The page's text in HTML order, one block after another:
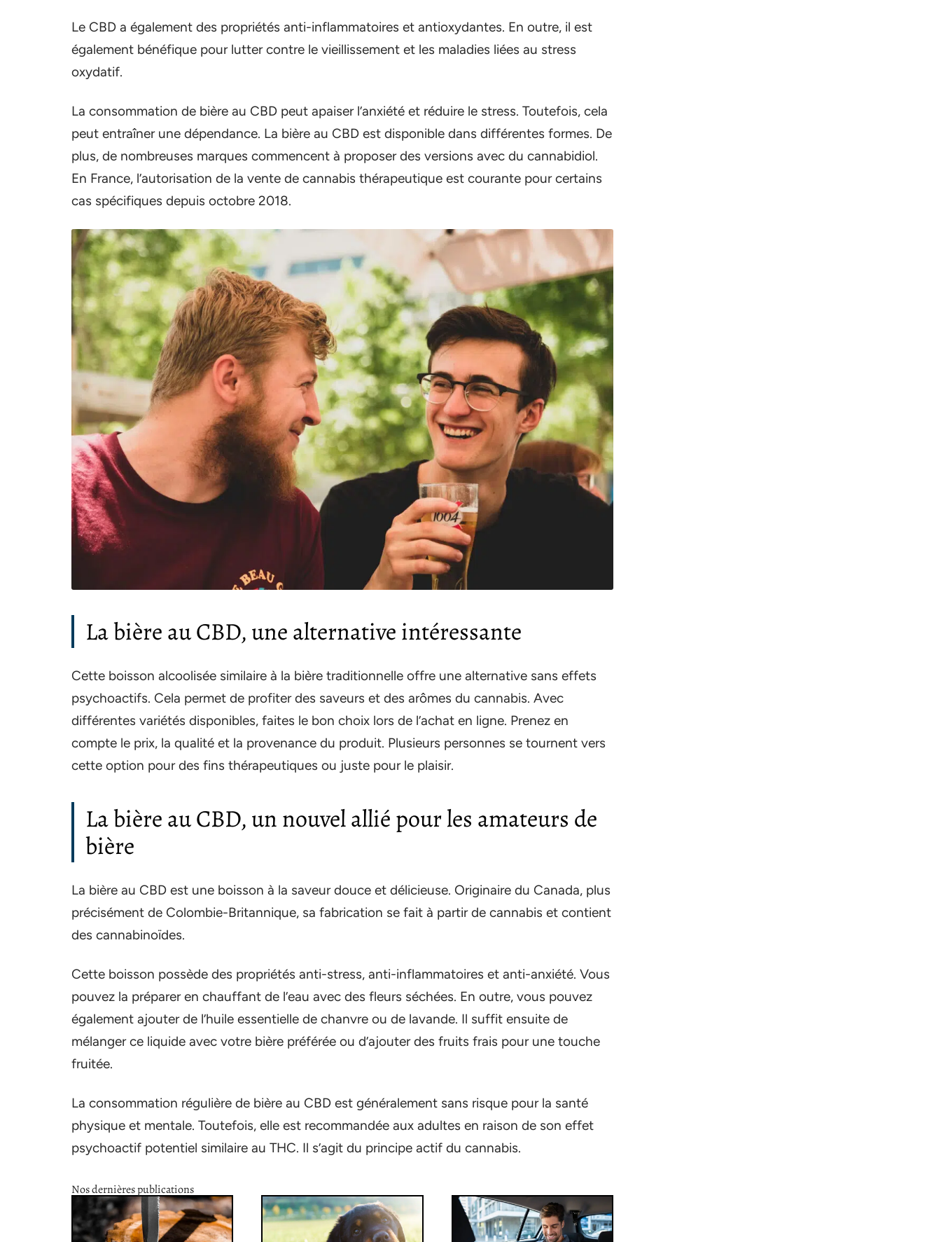
Le CBD a également des propriétés anti-inflammatoires et antioxydantes. En outre, il est
également bénéfique pour lutter contre le vieillissement et les maladies liées au stress
oxydatif.
La consommation de bière au CBD peut apaiser l’anxiété et réduire le stress. Toutefois, cela
peut entraîner une dépendance. La bière au CBD est disponible dans différentes formes. De
plus, de nombreuses marques commencent à proposer des versions avec du cannabidiol.
En France, l’autorisation de la vente de cannabis thérapeutique est courante pour certains
cas spécifiques depuis octobre 2018.
La bière au CBD, une alternative intéressante
Cette boisson alcoolisée similaire à la bière traditionnelle offre une alternative sans effets
psychoactifs. Cela permet de profiter des saveurs et des arômes du cannabis. Avec
différentes variétés disponibles, faites le bon choix lors de l’achat en ligne. Prenez en
compte le prix, la qualité et la provenance du produit. Plusieurs personnes se tournent vers
cette option pour des fins thérapeutiques ou juste pour le plaisir.
La bière au CBD, un nouvel allié pour les amateurs de
bière
La bière au CBD est une boisson à la saveur douce et délicieuse. Originaire du Canada, plus
précisément de Colombie-Britannique, sa fabrication se fait à partir de cannabis et contient
des cannabinoïdes.
Cette boisson possède des propriétés anti-stress, anti-inflammatoires et anti-anxiété. Vous
pouvez la préparer en chauffant de l’eau avec des fleurs séchées. En outre, vous pouvez
également ajouter de l’huile essentielle de chanvre ou de lavande. Il suffit ensuite de
mélanger ce liquide avec votre bière préférée ou d’ajouter des fruits frais pour une touche
fruitée.
La consommation régulière de bière au CBD est généralement sans risque pour la santé
physique et mentale. Toutefois, elle est recommandée aux adultes en raison de son effet
psychoactif potentiel similaire au THC. Il s’agit du principe actif du cannabis.
Nos dernières publications